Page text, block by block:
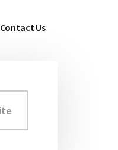
Contact Us